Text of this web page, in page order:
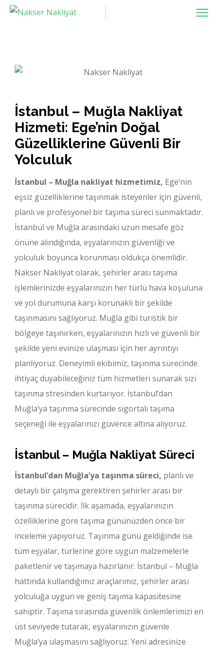
İstanbul – Muğla Nakliyat
Hizmeti: Ege’nin Doğal
Güzelliklerine Güvenli Bir
Yolculuk
İstanbul – Muğla nakliyat hizmetimiz, Ege’nin
eşsiz güzelliklerine taşınmak isteyenler için güvenli,
planlı ve profesyonel bir taşıma süreci sunmaktadır.
İstanbul ve Muğla arasındaki uzun mesafe göz
önüne alındığında, eşyalarınızın güvenliği ve
yolculuk boyunca korunması oldukça önemlidir.
Nakser Nakliyat olarak, şehirler arası taşıma
işlemlerinizde eşyalarınızın her türlü hava koşuluna
ve yol durumuna karşı korunaklı bir şekilde
taşınmasını sağlıyoruz. Muğla gibi turistik bir
bölgeye taşınırken, eşyalarınızın hızlı ve güvenli bir
şekilde yeni evinize ulaşması için her ayrıntıyı
planlıyoruz. Deneyimli ekibimiz, taşınma sürecinde
ihtiyaç duyabileceğiniz tüm hizmetleri sunarak sizi
taşınma stresinden kurtarıyor. İstanbul’dan
Muğla’ya taşınma sürecinde sigortalı taşıma
seçeneği ile eşyalarınızı güvence altına alıyoruz.
İstanbul – Muğla Nakliyat Süreci
İstanbul’dan Muğla’ya taşınma süreci, planlı ve
detaylı bir çalışma gerektiren şehirler arası bir
taşınma sürecidir. İlk aşamada, eşyalarınızın
özelliklerine göre taşıma gününüzden önce bir
inceleme yapıyoruz. Taşınma günü geldiğinde ise
tüm eşyalar, türlerine göre uygun malzemelerle
paketlenir ve taşımaya hazırlanır. İstanbul – Muğla
hattında kullandığımız araçlarımız, şehirler arası
yolculuğa uygun ve geniş taşıma kapasitesine
sahiptir. Taşıma sırasında güvenlik önlemlerimizi en
üst seviyede tutarak, eşyalarınızın güvenle
Muğla’ya ulaşmasını sağlıyoruz. Yeni adresinize